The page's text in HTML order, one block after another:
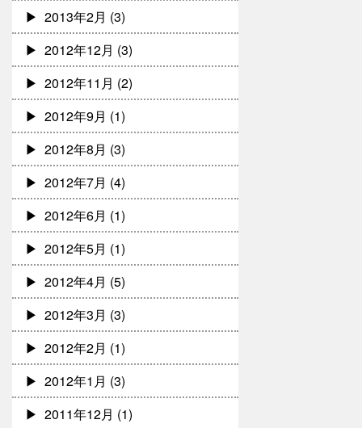
2013年2月 (3)
2012年12月 (3)
2012年11月 (2)
2012年9月 (1)
2012年8月 (3)
2012年7月 (4)
2012年6月 (1)
2012年5月 (1)
2012年4月 (5)
2012年3月 (3)
2012年2月 (1)
2012年1月 (3)
2011年12月 (1)